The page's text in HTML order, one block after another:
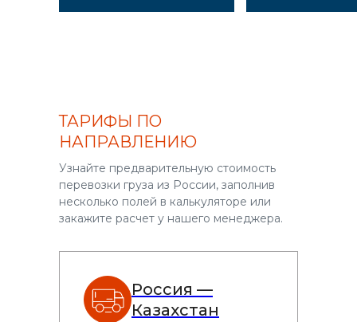
Узнайте предварительную стоимость
перевозки груза из России, заполнив
несколько полей в калькуляторе или
закажите расчет у нашего менеджера.
ТАРИФЫ ПО
НАПРАВЛЕНИЮ
Россия —
Казахстан